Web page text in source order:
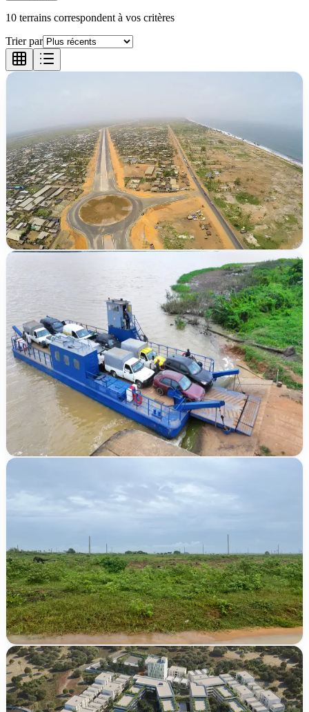
10 terrains correspondent à vos critères
Trier par
Grand-Bassam
Lotissement Sirima I, nord de Modeste,
Grand-Bassam
423 m²
35 000 000 FCFA
Voir le terrain
Nouveau
9 146 000 FCFA
Bingerville
Eloka Té, lotissement M'Pate Cité des
Merveilles
400 m²
20 / 20
lots disponibles
TER-2026-UHMXE
8 000 000 FCFA
Audoin
500 m²
5/5 lots disponibles
TER-2026-N9DB4
VérifiéCMPF
Nouveau
120 600 000 FCFA